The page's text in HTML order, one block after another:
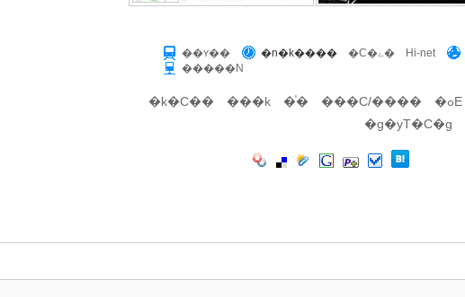
��ʏ�� �n�k���� �C�ے� Hi-net
�����N
�k�C�� ���k �֓� ���C/���� �ߋE
�g�уT�C�g